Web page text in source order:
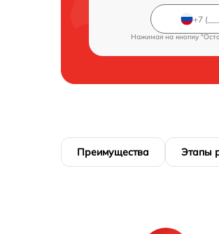
Нажимая на кнопку
Преимущества Этапы